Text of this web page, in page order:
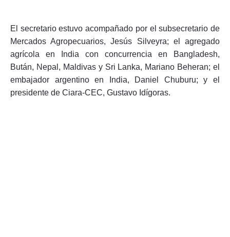
El secretario estuvo acompañado por el subsecretario de
Mercados Agropecuarios, Jesús Silveyra; el agregado
agrícola en India con concurrencia en Bangladesh,
Bután, Nepal, Maldivas y Sri Lanka, Mariano Beheran; el
embajador argentino en India, Daniel Chuburu; y el
presidente de Ciara-CEC, Gustavo Idígoras.